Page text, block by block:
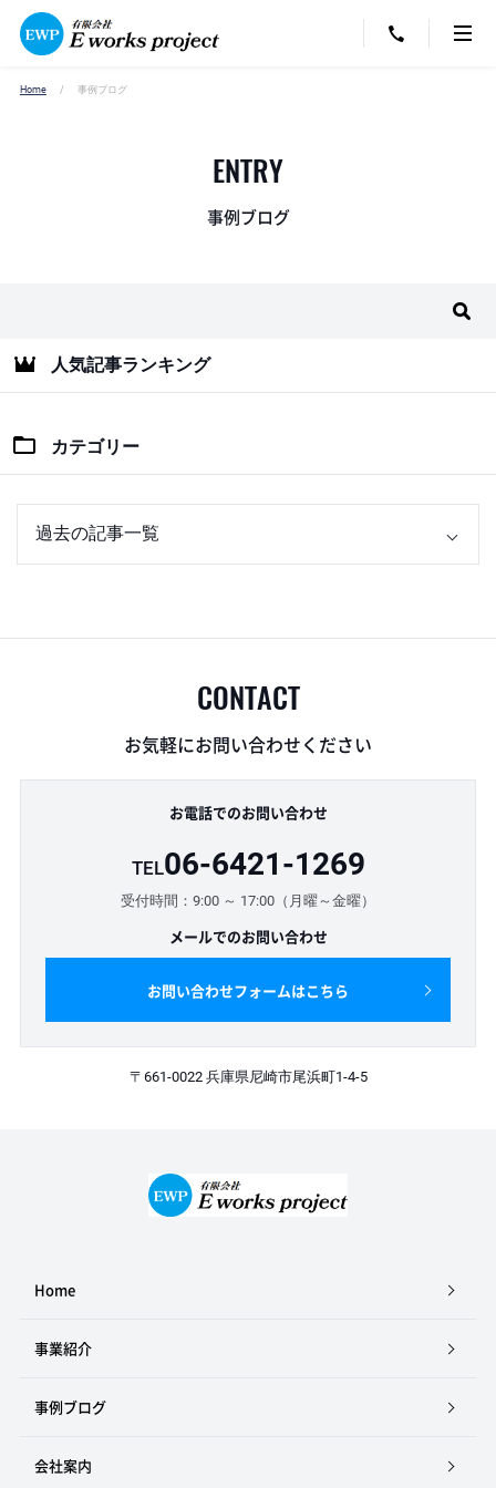
Home 事例ブログ
ENTRY
事例ブログ
人気記事ランキング
カテゴリー
CONTACT
お気軽にお問い合わせください
お電話でのお問い合わせ
TEL06-6421-1269
受付時間：9:00 ～ 17:00（月曜～金曜）
メールでのお問い合わせ
お問い合わせフォームはこちら
〒661-0022 兵庫県尼崎市尾浜町1-4-5
Home
事業紹介
事例ブログ
会社案内